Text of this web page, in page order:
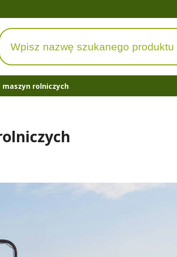
rolniczych